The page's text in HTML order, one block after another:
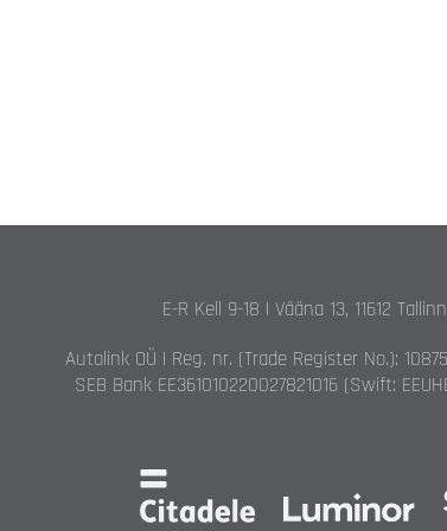
E-R Kell 9-18 | Vääna 13, 11612
Autolink OÜ | Reg. nr. (Trade Register No.):
SEB Bank EE361010220027821016 (Swift: